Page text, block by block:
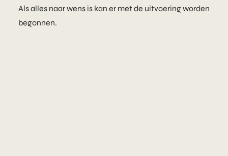
Als alles naar wens is kan er met de uitvoering worden
begonnen.